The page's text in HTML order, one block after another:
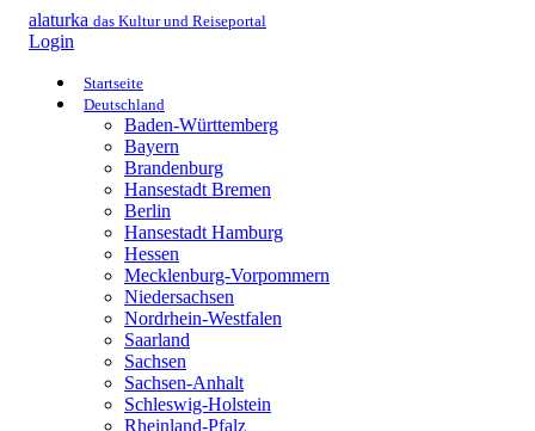
alaturka das Kultur und Reiseportal
Login
Startseite
Deutschland
Baden-Württemberg
Bayern
Brandenburg
Hansestadt Bremen
Berlin
Hansestadt Hamburg
Hessen
Mecklenburg-Vorpommern
Niedersachsen
Nordrhein-Westfalen
Saarland
Sachsen
Sachsen-Anhalt
Schleswig-Holstein
Rheinland-Pfalz